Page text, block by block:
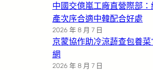
中國交億嵐工廠直營際部
產次序合適中韓配合好處
2026 年 8 月 7 日
京蒙協作助冷涼蔬查包養菜
網
2026 年 8 月 7 日